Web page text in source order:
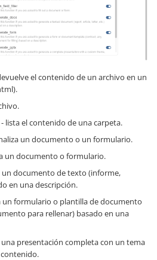
el contenido de un archivo en un
- lista el contenido de una carpeta.
un documento o un formulario.
un documento o formulario.
un documento de texto (informe,
en una descripción.
un formulario o plantilla de documento
para rellenar) basado en una
una presentación completa con un tema